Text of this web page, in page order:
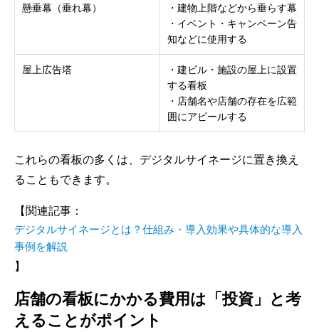
懸垂幕（垂れ幕）
・建物上階などから垂らす幕
・イベント・キャンペーン告
知などに使用する
屋上広告塔
・建ビル・施設の屋上に設置
する看板
・店舗名や店舗の存在を広範
囲にアピールする
これらの看板の多くは、デジタルサイネージに置き換え
ることもできます。
【関連記事：
デジタルサイネージとは？仕組み・導入効果や具体的な導入
事例を解説
】
店舗の看板にかかる費用は「投資」と考
えることがポイント